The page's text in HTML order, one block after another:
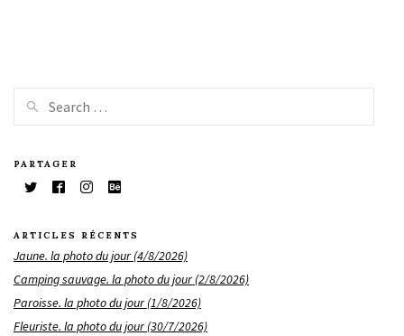
PARTAGER
ARTICLES RÉCENTS
Jaune. la photo du jour (4/8/2026)
Camping sauvage. la photo du jour (2/8/2026)
Paroisse. la photo du jour (1/8/2026)
Fleuriste. la photo du jour (30/7/2026)